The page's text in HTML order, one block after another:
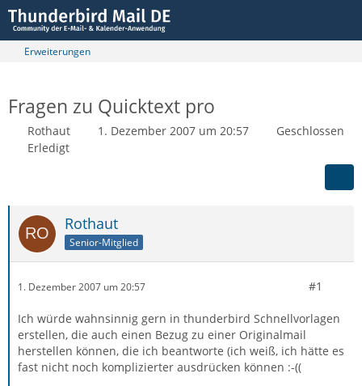
Erweiterungen
Fragen zu Quicktext pro
Rothaut 1. Dezember 2007 um 20:57
Geschlossen
Erledigt
Rothaut
Senior-Mitglied
1. Dezember 2007 um 20:57 #1
Ich würde wahnsinnig gern in thunderbird Schnellvorlagen
erstellen, die auch einen Bezug zu einer Originalmail
herstellen können, die ich beantworte (ich weiß, ich hätte es
fast nicht noch komplizierter ausdrücken können :-((